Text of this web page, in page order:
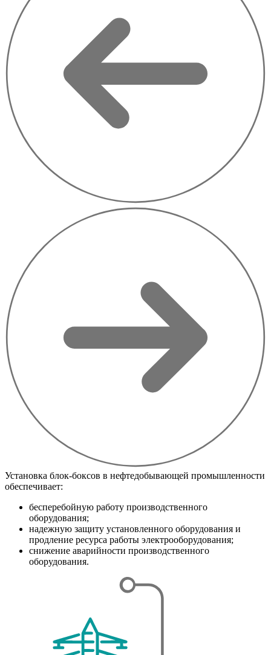
Установка блок-боксов в нефтедобывающей промышленности
обеспечивает:
бесперебойную работу производственного
оборудования;
надежную защиту установленного оборудования и
продление ресурса работы электрооборудования;
снижение аварийности производственного
оборудования.